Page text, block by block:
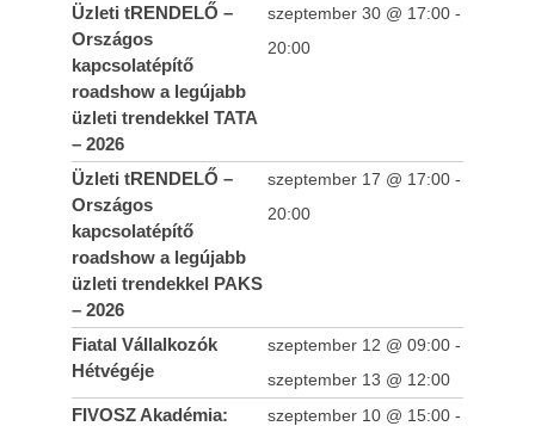
Üzleti tRENDELŐ –
Országos
kapcsolatépítő
roadshow a legújabb
üzleti trendekkel TATA
– 2026
szeptember 30 @ 17:00 -
20:00
Üzleti tRENDELŐ –
Országos
kapcsolatépítő
roadshow a legújabb
üzleti trendekkel PAKS
– 2026
szeptember 17 @ 17:00 -
20:00
Fiatal Vállalkozók
Hétvégéje
szeptember 12 @ 09:00 -
szeptember 13 @ 12:00
FIVOSZ Akadémia:
szeptember 10 @ 15:00 -